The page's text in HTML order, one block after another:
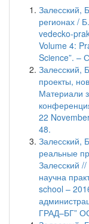
Залесский,
регионах /
vedecko-
Volume 4:
Science”. –
Залесский,
проекты,
Материали
22
48.
Залесский,
реальные
Залесский
научна
school –
ГРАД–БГ”